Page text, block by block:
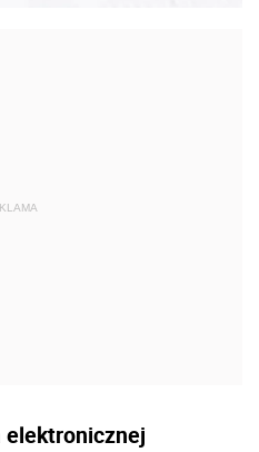
elektronicznej